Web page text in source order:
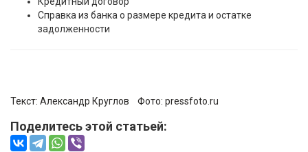
Справка из банка о размере кредита и остатке
задолженности
Текст: Александр Круглов Фото: pressfoto.ru
Поделитесь этой статьей: